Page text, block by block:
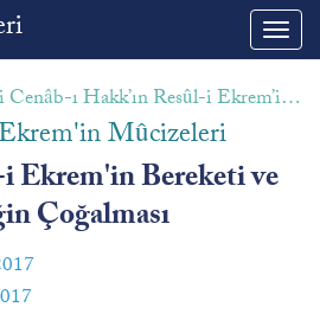
1. Bölüm: Yüceler Yücesi Cenâb-ı Hakk’ın Resûl-i Ekrem’in Şân ve Şerefini Yüceltmesi
Mûcizeleri
i Ekrem'in Bereketi ve
Çoğalması